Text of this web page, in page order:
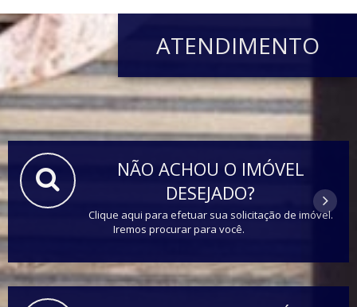
ATENDIMENTO
NÃO ACHOU O IMÓVEL
DESEJADO?
Clique aqui para efetuar sua solicitação de imóvel.
Iremos procurar para você.